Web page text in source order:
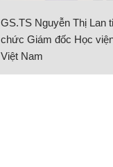
GS.TS Nguyễn Thị Lan
chức Giám đốc Học
Việt Nam